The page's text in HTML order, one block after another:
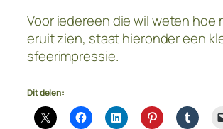
Voor iedereen die wil weten hoe
eruit zien, staat hieronder een
sfeerimpressie.
Dit delen: